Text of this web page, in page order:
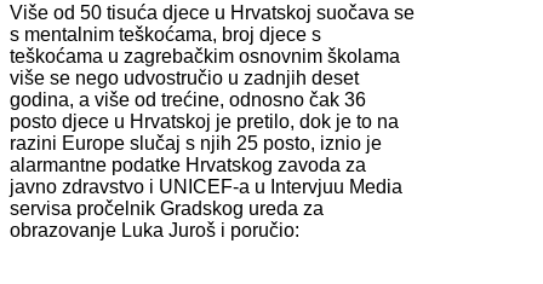
​Više od 50 tisuća djece u Hrvatskoj suočava se
s mentalnim teškoćama, broj djece s
teškoćama u zagrebačkim osnovnim školama
više se nego udvostručio u zadnjih deset
godina, a više od trećine, odnosno čak 36
posto djece u Hrvatskoj je pretilo, dok je to na
razini Europe slučaj s njih 25 posto, iznio je
alarmantne podatke Hrvatskog zavoda za
javno zdravstvo i UNICEF-a u Intervjuu Media
servisa pročelnik Gradskog ureda za
obrazovanje Luka Juroš i poručio: